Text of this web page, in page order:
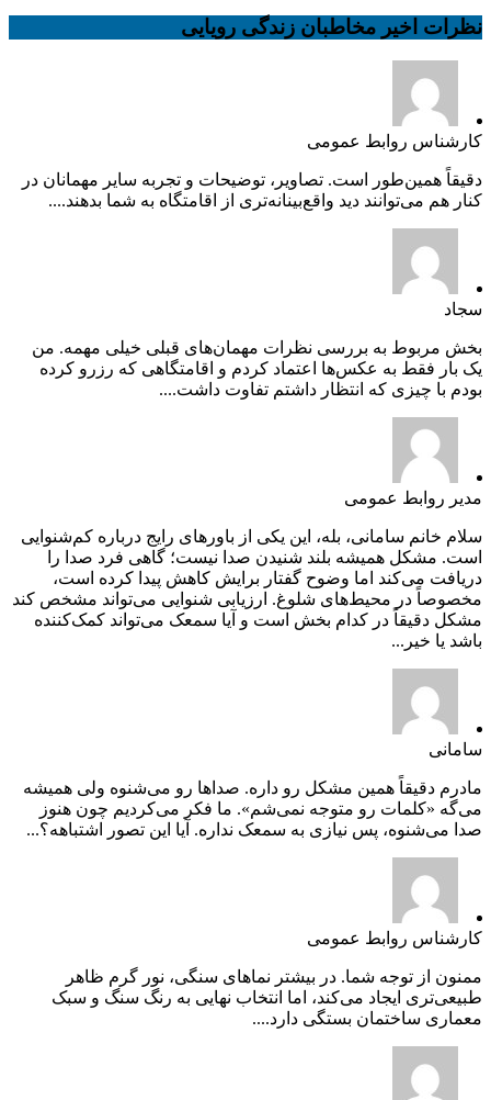
نظرات اخیر مخاطبان زندگی رویایی
کارشناس روابط عمومی
دقیقاً همین‌طور است. تصاویر، توضیحات و تجربه سایر مهمانان در
کنار هم می‌توانند دید واقع‌بینانه‌تری از اقامتگاه به شما بدهند....
سجاد
بخش مربوط به بررسی نظرات مهمان‌های قبلی خیلی مهمه. من
یک بار فقط به عکس‌ها اعتماد کردم و اقامتگاهی که رزرو کرده
بودم با چیزی که انتظار داشتم تفاوت داشت....
مدیر روابط عمومی
سلام خانم سامانی، بله، این یکی از باورهای رایج درباره کم‌شنوایی
است. مشکل همیشه بلند شنیدن صدا نیست؛ گاهی فرد صدا را
دریافت می‌کند اما وضوح گفتار برایش کاهش پیدا کرده است،
مخصوصاً در محیط‌های شلوغ. ارزیابی شنوایی می‌تواند مشخص کند
مشکل دقیقاً در کدام بخش است و آیا سمعک می‌تواند کمک‌کننده
باشد یا خیر...
سامانی
مادرم دقیقاً همین مشکل رو داره. صداها رو می‌شنوه ولی همیشه
می‌گه «کلمات رو متوجه نمی‌شم». ما فکر می‌کردیم چون هنوز
صدا می‌شنوه، پس نیازی به سمعک نداره. آیا این تصور اشتباهه؟...
کارشناس روابط عمومی
ممنون از توجه شما. در بیشتر نماهای سنگی، نور گرم ظاهر
طبیعی‌تری ایجاد می‌کند، اما انتخاب نهایی به رنگ سنگ و سبک
معماری ساختمان بستگی دارد....